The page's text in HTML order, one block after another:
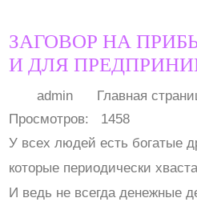
ЗАГОВОР НА
И ДЛЯ
admin Главная
Просмотров: 1458
У всех людей есть богатые
которые периодически
И ведь не всегда денежные